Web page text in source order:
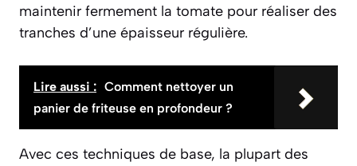
maintenir fermement la tomate pour réaliser des
tranches d’une épaisseur régulière.
Lire aussi : Comment nettoyer un
panier de friteuse en profondeur ?
Avec ces techniques de base, la plupart des